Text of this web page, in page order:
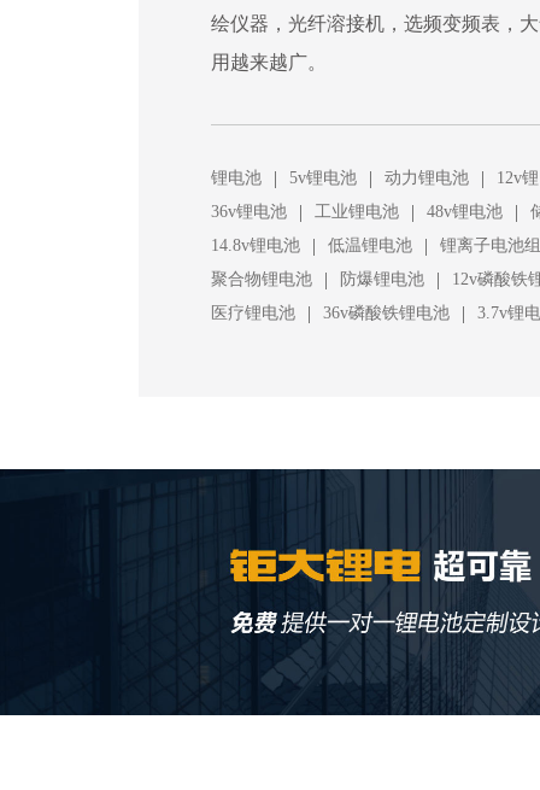
绘仪器，光纤溶接机，选频变频表，
用越来越广。
锂电池 | 5v锂电池 | 动力锂电池 |
12v
36v锂电池
| 工业锂电池 | 48v锂电池 |
14.8v锂电池
| 低温锂电池 |
锂离子电池组
聚合物锂电池
| 防爆锂电池 |
12v磷酸铁
医疗锂电池
| 36v磷酸铁锂电池 | 3.7v锂